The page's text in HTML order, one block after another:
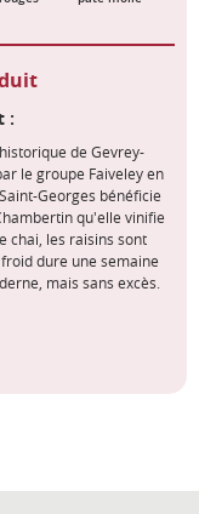
:
de Gevrey-
le groupe Faiveley en
Georges bénéficie
qu'elle vinifie
chai, les raisins sont
dure une semaine
mais sans excès.